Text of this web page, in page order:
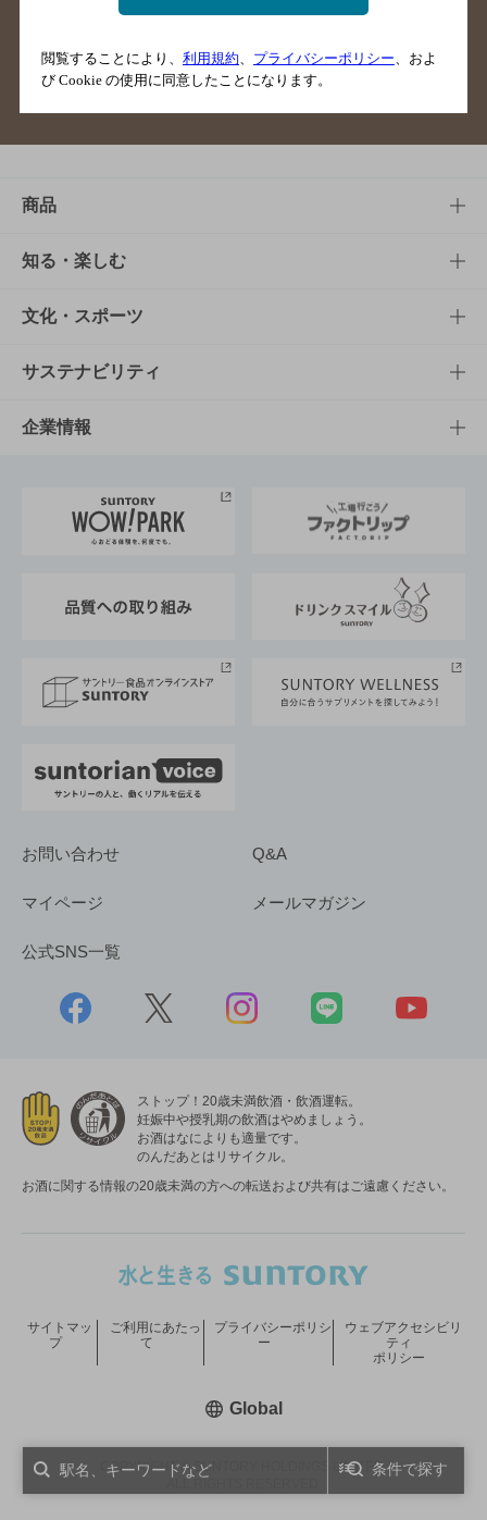
条件で探す
商品
商品TOP
商品一覧
商品発売情報
栄養成分一覧
知る・楽しむ
知る・楽しむTOP
キャンペーン
工場見学
地域情報
文化・スポーツ
文化・スポーツTOP
サントリーホール
サントリーサンバーズ大阪
サステナビリティ
サステナビリティTOP
サントリーが考えるサステナビリティ経営
企業情報
企業概要
採用情報
お問い合わせ Q&A
マイページ メールマガジン
公式SNS一覧
ストップ！20歳未満飲酒・飲酒運転。
妊娠中や授乳期の飲酒はやめましょう。
お酒はなによりも適量です。
のんだあとはリサイクル。
お酒に関する情報の20歳未満の方への転送および共有はご遠慮ください。
COPYRIGHT © SUNTORY HOLDINGS LIMITED.
サイトマッ
プ
ご利用にあたっ
て
プライバシーポリシ
ー
ウェブアクセシビリ
ティ
ポリシー
Global新しいウィンドウで開く
閲覧することにより、 利用規約、 プライバシーポリシー、およ
び Cookie の使用に同意したことになります。